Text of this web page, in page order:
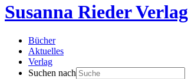
Susanna Rieder Verlag
Bücher
Aktuelles
Verlag
Suchen nach